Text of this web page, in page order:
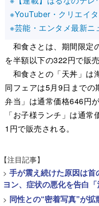
※YouTuber・クリエイ
※芸能・エンタメ最新ニ
和食さとは、期間限定
を半額以下の322円で販売
和食さとの「天丼」は
同フェアは5月9日まで
弁当」は通常価格646円
「お子様ランチ」は通
1円で販売される。
【注目記事】
> 手が震え続けた原因は
ヨン、症状の悪化を告白「
> 同性との“密着写真”が